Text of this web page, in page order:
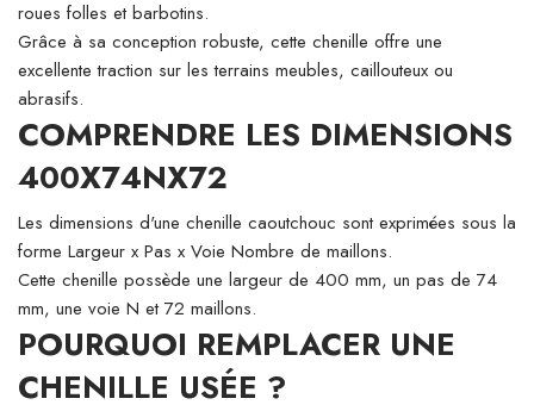
roues folles et barbotins.
Grâce à sa conception robuste, cette chenille offre une
excellente traction sur les terrains meubles, caillouteux ou
abrasifs.
COMPRENDRE LES DIMENSIONS
400X74NX72
Les dimensions d'une chenille caoutchouc sont exprimées sous la
forme Largeur x Pas x Voie Nombre de maillons.
Cette chenille possède une largeur de 400 mm, un pas de 74
mm, une voie N et 72 maillons.
POURQUOI REMPLACER UNE
CHENILLE USÉE ?